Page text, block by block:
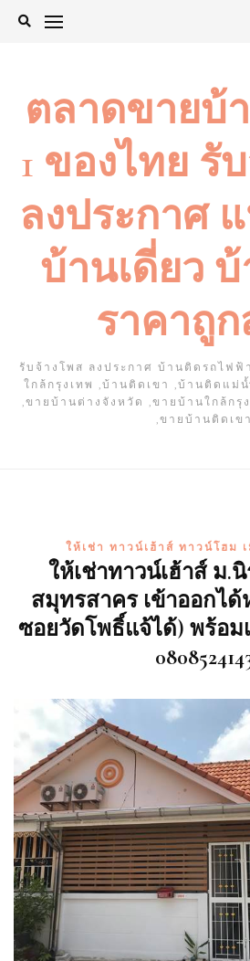
Skip
ตลาดขายบ้
1 ของไทย รั
ลงประกาศ
บ้านเดี่ยว
ราคาถู
รับจ้างโพส ลงประกาศ บ้านติดรถไฟ
ใกล้กรุงเทพ ,บ้านติดเขา ,บ้านติดแม่
,ขายบ้านต่างจังหวัด ,ขายบ้านใกล้กรุ
,ขายบ้านติดเขา
ให้เช่า ทาวน์เฮ้าส์ ทาวน์โฮม
ให้เช่าทาวน์เฮ้าส์ ม.
สมุทรสาคร เข้าออกได้
ซอยวัดโพธิ์แจ้ได้) พร้อม